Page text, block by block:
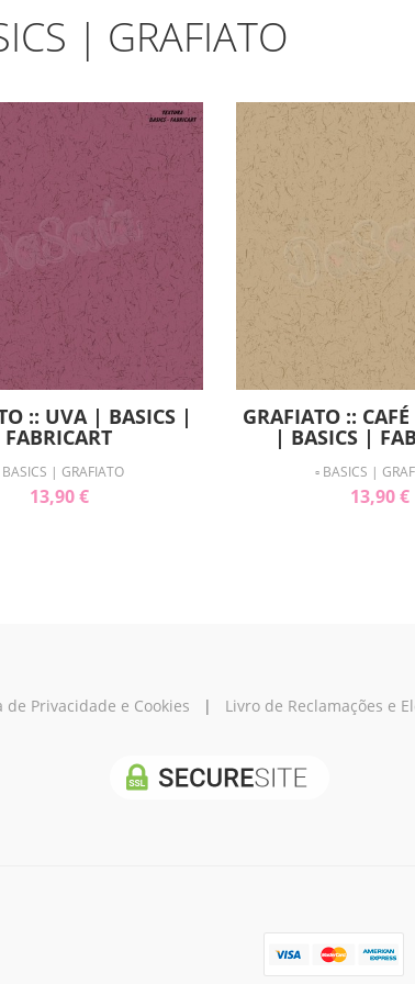
| GRAFIATO
:: UVA | BASICS |
FABRICART
BASICS | GRAFIATO
13,90 €
GRAFIATO ::
| BASICS |
▫ BASICS |
13,90 €
de Privacidade e Cookies | Livro de Reclamações e